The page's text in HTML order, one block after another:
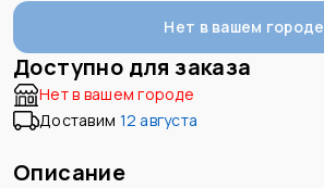
Нет в вашем городе
Доступно для заказа
Нет в вашем городе
Доставим 12 августа
Описание